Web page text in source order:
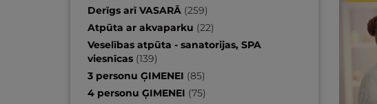
Derīgs arī VASARĀ (259)
Atpūta ar akvaparku (22)
Veselības atpūta - sanatorijas, SPA
viesnīcas (139)
3 personu ĢIMENEI (85)
4 personu ĢIMENEI (75)